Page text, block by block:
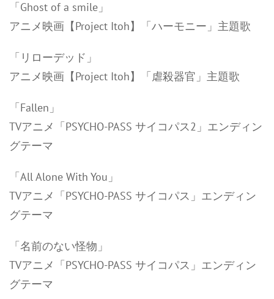
「Ghost of a smile」
アニメ映画【Project Itoh】「ハーモニー」主題歌
「リローデッド」
アニメ映画【Project Itoh】「虐殺器官」主題歌
「Fallen」
TVアニメ「PSYCHO-PASS サイコパス2」エンディン
グテーマ
「All Alone With You」
TVアニメ「PSYCHO-PASS サイコパス」エンディン
グテーマ
「名前のない怪物」
TVアニメ「PSYCHO-PASS サイコパス」エンディン
グテーマ